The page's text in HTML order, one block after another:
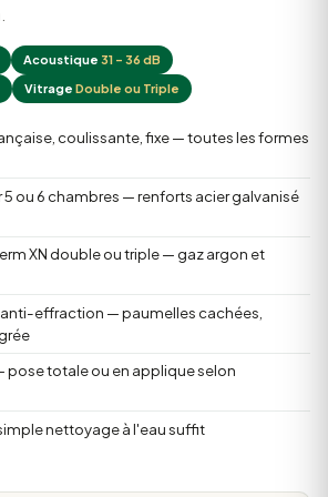
Acoustique 31 – 36 dB
Vitrage Double ou Triple
coulissante, fixe — toutes les formes
ou 6 chambres — renforts acier galvanisé
XN double ou triple — gaz argon et
effraction — paumelles cachées,
pose totale ou en applique selon
nettoyage à l'eau suffit